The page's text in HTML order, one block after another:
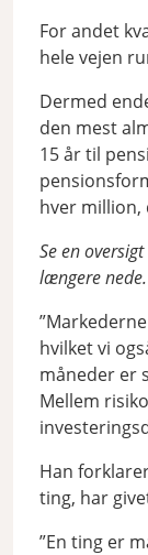
For andet
hele vejen
Dermed
den mest
15 år til
hver million,
Se en
længere nede.
hvilket vi
måneder er
Mellem
Han
ting, har
”En ting er